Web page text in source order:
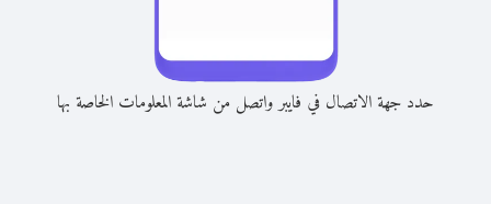
حدد جهة الاتصال في فايبر واتصل من شاشة المعلومات الخاصة بها